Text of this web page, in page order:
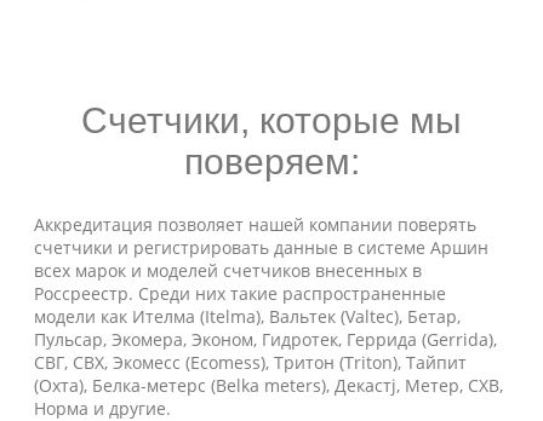
Счетчики, которые мы
поверяем:
Аккредитация позволяет нашей компании поверять
счетчики и регистрировать данные в системе Аршин
всех марок и моделей счетчиков внесенных в
Россреестр. Среди них такие распространенные
модели как Ителма (Itelma), Вальтек (Valtec), Бетар,
Пульсар, Экомера, Эконом, Гидротек, Геррида (Gerrida),
СВГ, СВХ, Экомесс (Ecomess), Тритон (Triton), Тайпит
(Охта), Белка-метерс (Belka meters), Декастj, Метер, СХВ,
Норма и другие.